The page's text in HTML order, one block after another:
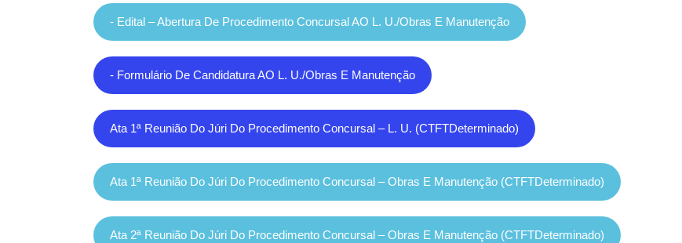
- Edital – Abertura De Procedimento Concursal AO L. U./Obras E Manutenção
- Formulário De Candidatura AO L. U./Obras E Manutenção
Ata 1ª Reunião Do Júri Do Procedimento Concursal – L. U. (CTFTDeterminado)
Ata 1ª Reunião Do Júri Do Procedimento Concursal – Obras E Manutenção (CTFTDeterminado)
Ata 2ª Reunião Do Júri Do Procedimento Concursal – Obras E Manutenção (CTFTDeterminado)